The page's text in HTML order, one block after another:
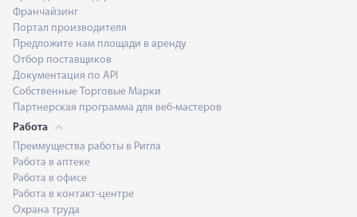
Франчайзинг
Портал производителя
Предложите нам площади в аренду
Отбор поставщиков
Документация по API
Собственные Торговые Марки
Партнерская программа для веб-мастеров
Работа
Преимущества работы в Ригла
Работа в аптеке
Работа в офисе
Работа в контакт-центре
Охрана труда